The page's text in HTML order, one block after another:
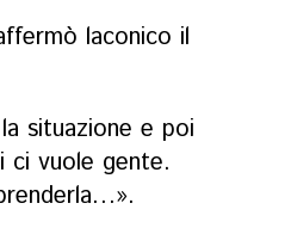
laconico il
situazione e poi
ci vuole gente.